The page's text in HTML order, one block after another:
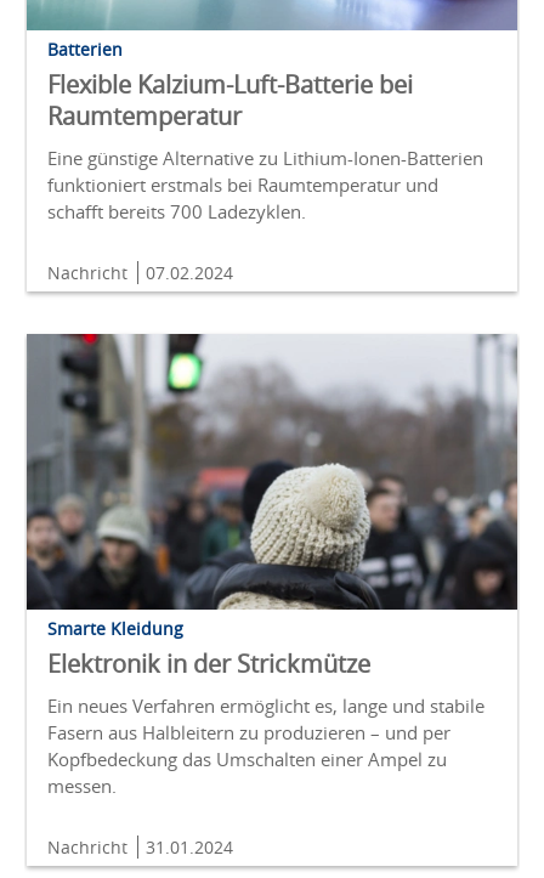
Batterien
Flexible Kalzium-Luft-Batterie bei
Raumtemperatur
Eine günstige Alternative zu Lithium-Ionen-Batterien
funktioniert erstmals bei Raumtemperatur und
schafft bereits 700 Ladezyklen.
Nachricht 07.02.2024
Smarte Kleidung
Elektronik in der Strickmütze
Ein neues Verfahren ermöglicht es, lange und stabile
Fasern aus Halbleitern zu produzieren – und per
Kopfbedeckung das Umschalten einer Ampel zu
messen.
Nachricht 31.01.2024